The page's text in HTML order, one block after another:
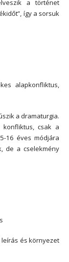
a történet
így a sorsuk
alapkonfliktus,
a dramaturgia.
csak a
16 éves módjára
de a cselekmény
leírás és környezet